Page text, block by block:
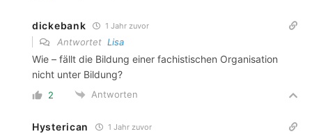
dickebank 1 Jahr zuvor
Antwortet Lisa
Wie – fällt die Bildung einer fachistischen Organisation
nicht unter Bildung?
2 Antworten
Hysterican 1 Jahr zuvor